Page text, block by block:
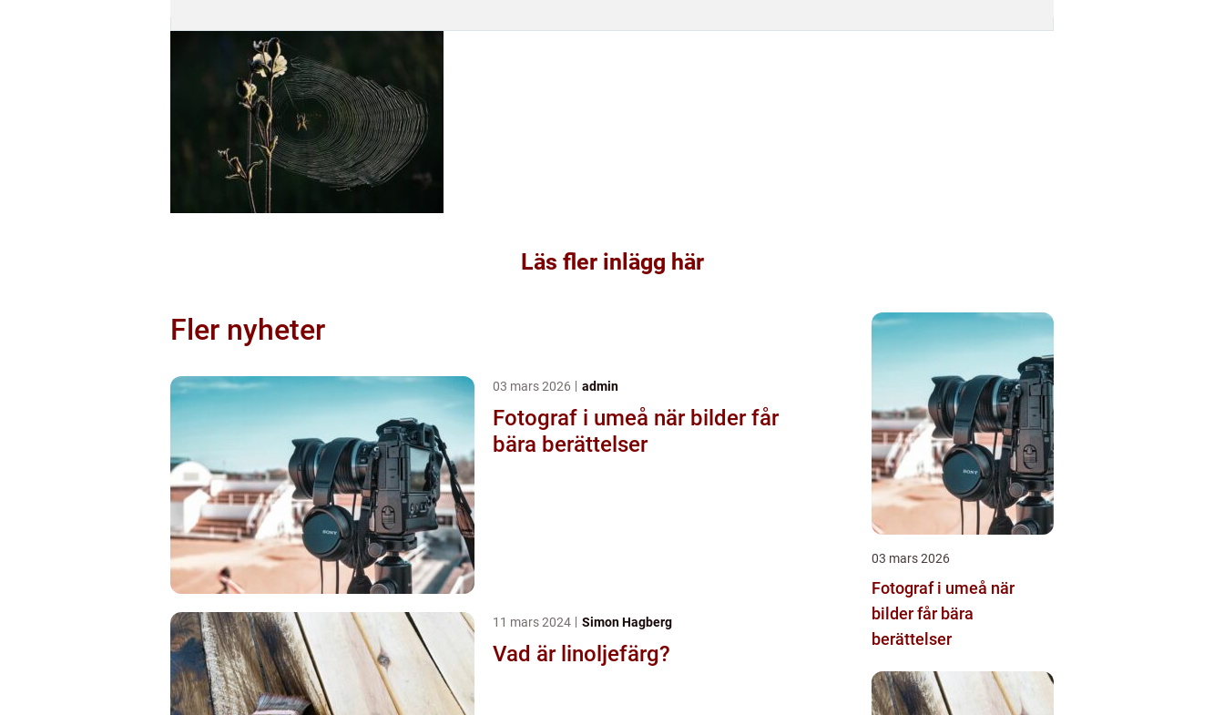
Läs fler inlägg här
Fler nyheter
03 mars 2026 admin
Fotograf i umeå när bilder får
bära berättelser
11 mars 2024 Simon Hagberg
Vad är linoljefärg?
03 mars 2026
Fotograf i umeå när
bilder får bära
berättelser